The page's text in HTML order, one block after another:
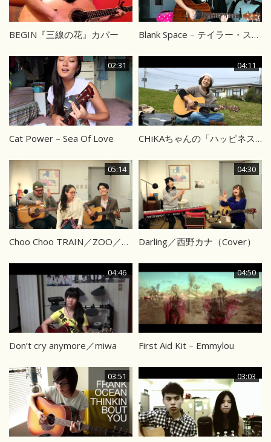
BEGIN『三線の花』カバー Blank Space – テイラー・スウィフト
02:31
Cat Power – Sea Of Love
04:11
CHiKAちゃんの「ハッピネス」
05:14
Choo Choo TRAIN／ZOO／EXILE（Cover）
04:30
Darling／西野カナ（Cover）
04:46
Don’t cry anymore／miwa
04:50
First Aid Kit – Emmylou
03:51 03:03